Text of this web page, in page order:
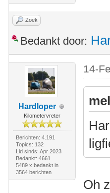
Zoek
Bedankt door:
Hardloper
Kilometervreter
Berichten: 4.191
Topics: 132
Lid sinds: Apr 2023
Bedankt: 4661
5489 x bedankt in
3564 berichten
14-
Oh